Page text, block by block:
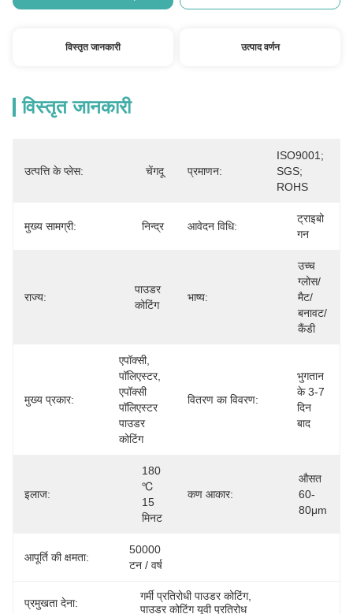
विस्तृत जानकारी उत्पाद वर्णन
विस्तृत जानकारी
उत्पत्ति के प्लेस: चेंगदू प्रमाणन:
ISO9001;
SGS;
ROHS
मुख्य सामग्री: निन्द्र आवेदन विधि:
ट्राइबो
गन
राज्य:
पाउडर
कोटिंग
भाष्य:
उच्च
ग्लोस/
मैट/
बनावट/
कैंडी
मुख्य प्रकार:
एपॉक्सी,
पॉलिएस्टर,
एपॉक्सी
पॉलिएस्टर
पाउडर
कोटिंग
वितरण का विवरण:
भुगतान
के 3-7
दिन
बाद
इलाज:
180
℃
15
मिनट
कण आकार:
औसत
60-
80μm
आपूर्ति की क्षमता:
50000
टन / वर्ष
प्रमुखता देना:
गर्मी प्रतिरोधी पाउडर कोटिंग,
पाउडर कोटिंग यूवी प्रतिरोध